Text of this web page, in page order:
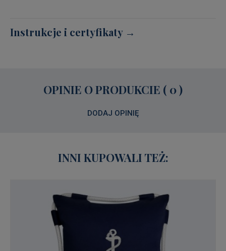
Instrukcje i certyfikaty →
OPINIE O PRODUKCIE ( 0 )
DODAJ OPINIĘ
INNI KUPOWALI TEŻ: